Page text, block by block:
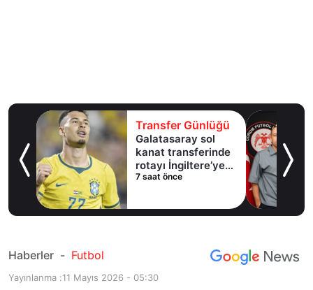
Transfer Günlüğü
Galatasaray sol
kanat transferinde
rotayı İngiltere’ye
çevirdi!
7 saat önce
Haberler - Futbol
Yayınlanma :11 Mayıs 2026 - 05:30